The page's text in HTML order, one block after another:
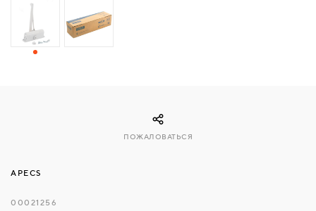
СВЯЗАТЬСЯ
APECS
00021256
ПОЖАЛОВАТЬСЯ